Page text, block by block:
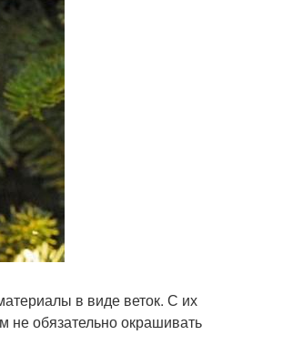
в виде веток. С их
обязательно окрашивать